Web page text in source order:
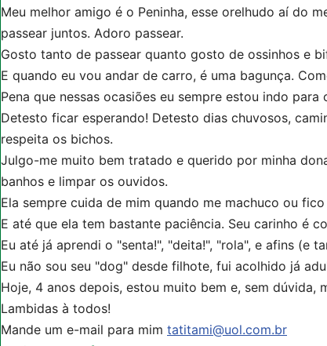
Meu melhor amigo é o Peninha, esse orelhudo aí do
passear juntos. Adoro passear.
Gosto tanto de passear quanto gosto de ossinhos e
E quando eu vou andar de carro, é uma bagunça.
Pena que nessas ocasiões eu sempre estou indo
Detesto ficar esperando! Detesto dias chuvosos,
respeita os bichos.
Julgo-me muito bem tratado e querido por minha
banhos e limpar os ouvidos.
Ela sempre cuida de mim quando me machuco ou
E até que ela tem bastante paciência. Seu carinho é
Eu até já aprendi o "senta!", "deita!", "rola", e afins (e
Eu não sou seu "dog" desde filhote, fui acolhido já
Hoje, 4 anos depois, estou muito bem e, sem dúvida,
Lambidas à todos!
Mande um e-mail para mim tatitami@uol.com.br